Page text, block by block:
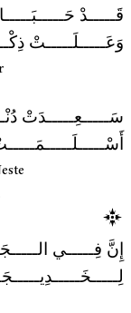
قَـــــدْ
وَعَـــــلَـــــتْ
سَـــــعِـــــدَتْ
إِنَّ فِـــــي